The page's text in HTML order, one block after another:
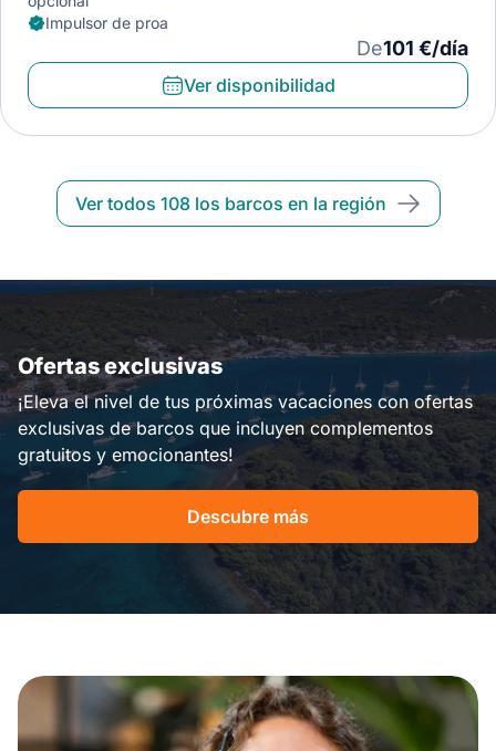
Impulsor de proa
De101 €/día
Ver disponibilidad
Ver todos 108 los barcos en la región
Ofertas exclusivas
¡Eleva el nivel de tus próximas vacaciones con ofertas
exclusivas de barcos que incluyen complementos
gratuitos y emocionantes!
Descubre más